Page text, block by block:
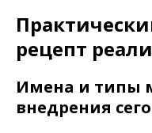
рецепт
Имена и типы
внедрения